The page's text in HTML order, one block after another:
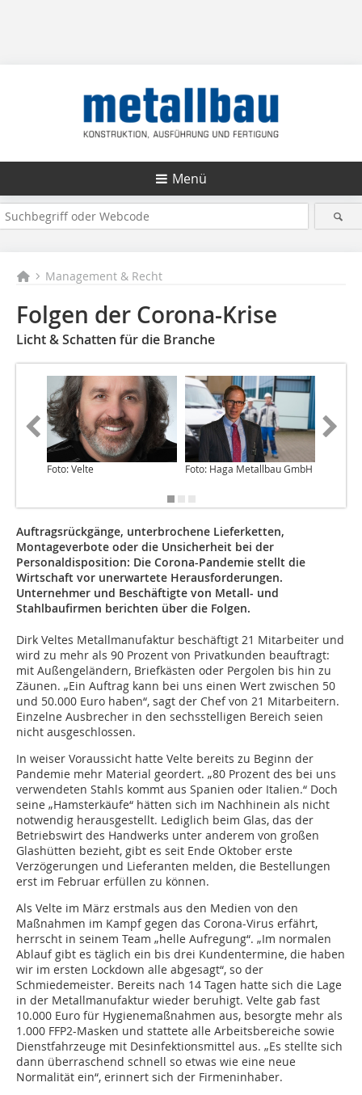
Menü
Management & Recht
Folgen der Corona-Krise
Licht & Schatten für die Branche
Foto: Velte Foto: Haga Metallbau GmbH
Auftragsrückgänge, unterbrochene Lieferketten,
Montageverbote oder die Unsicherheit bei der
Personaldisposition: Die Corona-Pandemie stellt die
Wirtschaft vor unerwartete Herausforderungen.
Unternehmer und Beschäftigte von Metall- und
Stahlbaufirmen berichten über die Folgen.
Dirk Veltes Metallmanufaktur beschäftigt 21 Mitarbeiter und
wird zu mehr als 90 Prozent von Privatkunden beauftragt:
mit Außengeländern, Briefkästen oder Pergolen bis hin zu
Zäunen. „Ein Auftrag kann bei uns einen Wert zwischen 50
und 50.000 Euro haben“, sagt der Chef von 21 Mitarbeitern.
Einzelne Ausbrecher in den sechsstelligen Bereich seien
nicht ausgeschlossen.
In weiser Voraussicht hatte Velte bereits zu Beginn der
Pandemie mehr Material geordert. „80 Prozent des bei uns
verwendeten Stahls kommt aus Spanien oder Italien.“ Doch
seine „Hamsterkäufe“ hätten sich im Nachhinein als nicht
notwendig herausgestellt. Lediglich beim Glas, das der
Betriebswirt des Handwerks unter anderem von großen
Glashütten bezieht, gibt es seit Ende Oktober erste
Verzögerungen und Lieferanten melden, die Bestellungen
erst im Februar erfüllen zu können.
Als Velte im März erstmals aus den Medien von den
Maßnahmen im Kampf gegen das Corona-Virus erfährt,
herrscht in seinem Team „helle Aufregung“. „Im normalen
Ablauf gibt es täglich ein bis drei Kundentermine, die haben
wir im ersten Lockdown alle abgesagt“, so der
Schmiedemeister. Bereits nach 14 Tagen hatte sich die Lage
in der Metallmanufaktur wieder beruhigt. Velte gab fast
10.000 Euro für Hygienemaßnahmen aus, besorgte mehr als
1.000 FFP2-Masken und stattete alle Arbeitsbereiche sowie
Dienstfahrzeuge mit Desinfektionsmittel aus. „Es stellte sich
dann überraschend schnell so etwas wie eine neue
Normalität ein“, erinnert sich der Firmeninhaber.